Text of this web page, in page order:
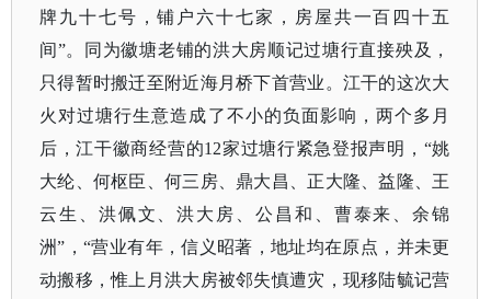
牌九十七号，铺户六十七家，房屋共一百四十五
间”。同为徽塘老铺的洪大房顺记过塘行直接殃及，
只得暂时搬迁至附近海月桥下首营业。江干的这次大
火对过塘行生意造成了不小的负面影响，两个多月
后，江干徽商经营的12家过塘行紧急登报声明，“姚
大纶、何枢臣、何三房、鼎大昌、正大隆、益隆、王
云生、洪佩文、洪大房、公昌和、曹泰来、余锦
洲”，“营业有年，信义昭著，地址均在原点，并未更
动搬移，惟上月洪大房被邻失慎遭灾，现移陆毓记营